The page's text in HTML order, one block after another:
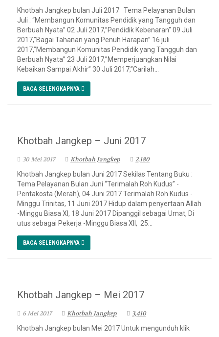
Khotbah Jangkep bulan Juli 2017 Tema Pelayanan Bulan
Juli : “Membangun Komunitas Pendidik yang Tangguh dan
Berbuah Nyata” 02 Juli 2017,”Pendidik Kebenaran” 09 Juli
2017,”Bagai Tahanan yang Penuh Harapan” 16 juli
2017,”Membangun Komunitas Pendidik yang Tangguh dan
Berbuah Nyata” 23 Juli 2017,”Memperjuangkan Nilai
Kebaikan Sampai Akhir” 30 Juli 2017,”Carilah...
BACA SELENGKAPNYA
Khotbah Jangkep – Juni 2017
30 Mei 2017 Khotbah Jangkep
2,180
Khotbah Jangkep bulan Juni 2017 Sekilas Tentang Buku :
Tema Pelayanan Bulan Juni “Terimalah Roh Kudus” -
Pentakosta (Merah), 04 Juni 2017 Terimalah Roh Kudus -
Minggu Trinitas, 11 Juni 2017 Hidup dalam penyertaan Allah
-Minggu Biasa XI, 18 Juni 2017 Dipanggil sebagai Umat, Di
utus sebagai Pekerja -Minggu Biasa XII, 25...
BACA SELENGKAPNYA
Khotbah Jangkep – Mei 2017
6 Mei 2017 Khotbah Jangkep
3,410
Khotbah Jangkep bulan Mei 2017 Untuk mengunduh klik